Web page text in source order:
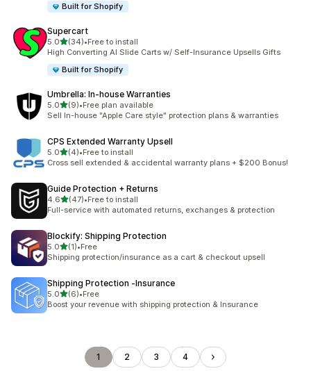
Built for Shopify
Supercart
5.05つ星中
(34)
合計レビュー数：34件
•Free to install
High Converting AI Slide Carts w/ Self-Insurance Upsells Gifts
Built for Shopify
Umbrella: In‑house Warranties
5.05つ星中
(9)
合計レビュー数：9件
•Free plan available
Sell In-house "Apple Care style" protection plans & warranties
CPS Extended Warranty Upsell
5.05つ星中
(4)
合計レビュー数：4件
•Free to install
Cross sell extended & accidental warranty plans + $200 Bonus!
Guide Protection + Returns
4.65つ星中
(47)
合計レビュー数：47件
•Free to install
Full-service with automated returns, exchanges & protection
Blockify: Shipping Protection
5.05つ星中
(1)
合計レビュー数：1件
•Free
Shipping protection/insurance as a cart & checkout upsell
Shipping Protection ‑Insurance
5.05つ星中
(6)
合計レビュー数：6件
•Free
Boost your revenue with shipping protection & Insurance
1 2 3 4